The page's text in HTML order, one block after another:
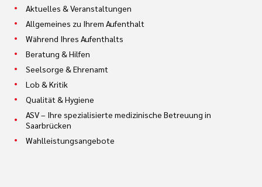
Aktuelles & Veranstaltungen
Allgemeines zu Ihrem Aufenthalt
Während Ihres Aufenthalts
Beratung & Hilfen
Seelsorge & Ehrenamt
Lob & Kritik
Qualität & Hygiene
ASV – Ihre spezialisierte medizinische Betreuung in
Saarbrücken
Wahlleistungsangebote